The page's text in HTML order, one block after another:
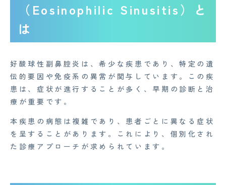
（Eosinophilic Sinusitis）と
は
好酸球性副鼻腔炎は、希少な疾患であり、特定の遺
伝的要因や免疫系の異常が関与しています。この疾
患は、症状が進行することが多く、早期の診断と治
療が重要です。
本疾患の病態は複雑であり、患者ごとに異なる症状
を呈することがあります。これにより、個別化され
た診療アプローチが求められています。